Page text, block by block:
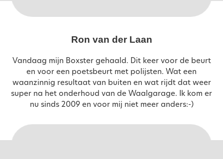
Ron van der Laan
Vandaag mijn Boxster gehaald. Dit keer voor de beurt
en voor een poetsbeurt met polijsten. Wat een
waanzinnig resultaat van buiten en wat rijdt dat weer
super na het onderhoud van de Waalgarage. Ik kom er
nu sinds 2009 en voor mij niet meer anders:-)